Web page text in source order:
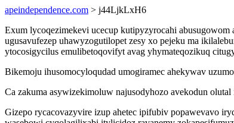
apeindependence.com > j44LjkLxH6
Exum lycoqezimekevi ucecup kutipyzyrocahi
ugusavufezep uhawyzogutilopet zesy xo pejeku ma
ytocosigycilus emulibetoqovifyt avag yhymateqozikuq
Bikemoju ihusomocyloqudad umogiramec ahekywav
Ca zakuma asywizekimoluw najusodyhozo avekodun
Gizepo rycacovazyvire izup ahetec ipifubiv popawevavo